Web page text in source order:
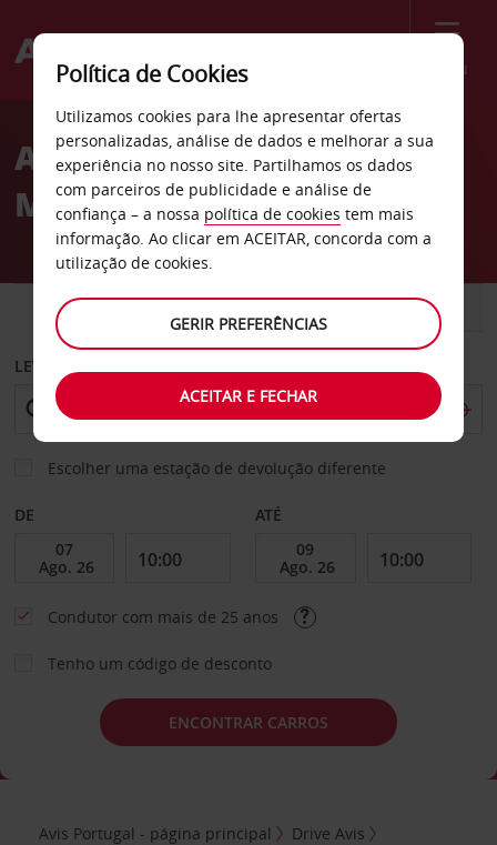
Menu
Welcome
AvisAluguer de carros São
Martinho
CARRO COMERCIAIS
LEVANTAR EM
Escolher uma estação de devolução diferente
DE ATÉ
Condutor com mais de 25 anos
Tenho um código de desconto
ENCONTRAR CARROS
Avis Portugal - página principal
Drive Avis
Política de Cookies
Utilizamos cookies para lhe apresentar ofertas
personalizadas, análise de dados e melhorar a sua
experiência no nosso site. Partilhamos os dados
com parceiros de publicidade e análise de
confiança – a nossa política de cookies tem mais
informação. Ao clicar em ACEITAR, concorda com a
utilização de cookies.
GERIR PREFERÊNCIAS
ACEITAR E FECHAR